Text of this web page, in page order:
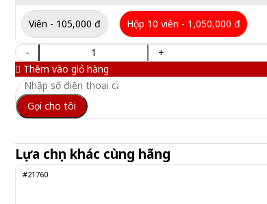
Viên - 105,000 đ Hộp 10 viên - 1,050,000 đ
-
+
Thêm vào giỏ hàng
Gọi cho tôi
Lựa chọn khác cùng hãng
#21760